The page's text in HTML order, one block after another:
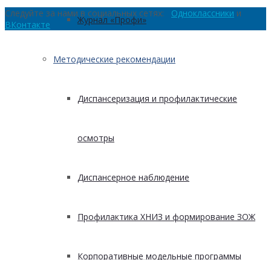
Журнал «Профи»
Методические рекомендации
Диспансеризация и профилактические
осмотры
Диспансерное наблюдение
Профилактика ХНИЗ и формирование ЗОЖ
Корпоративные модельные программы
Следуйте за нами в социальных сетях: Одноклассники и
ВКонтакте